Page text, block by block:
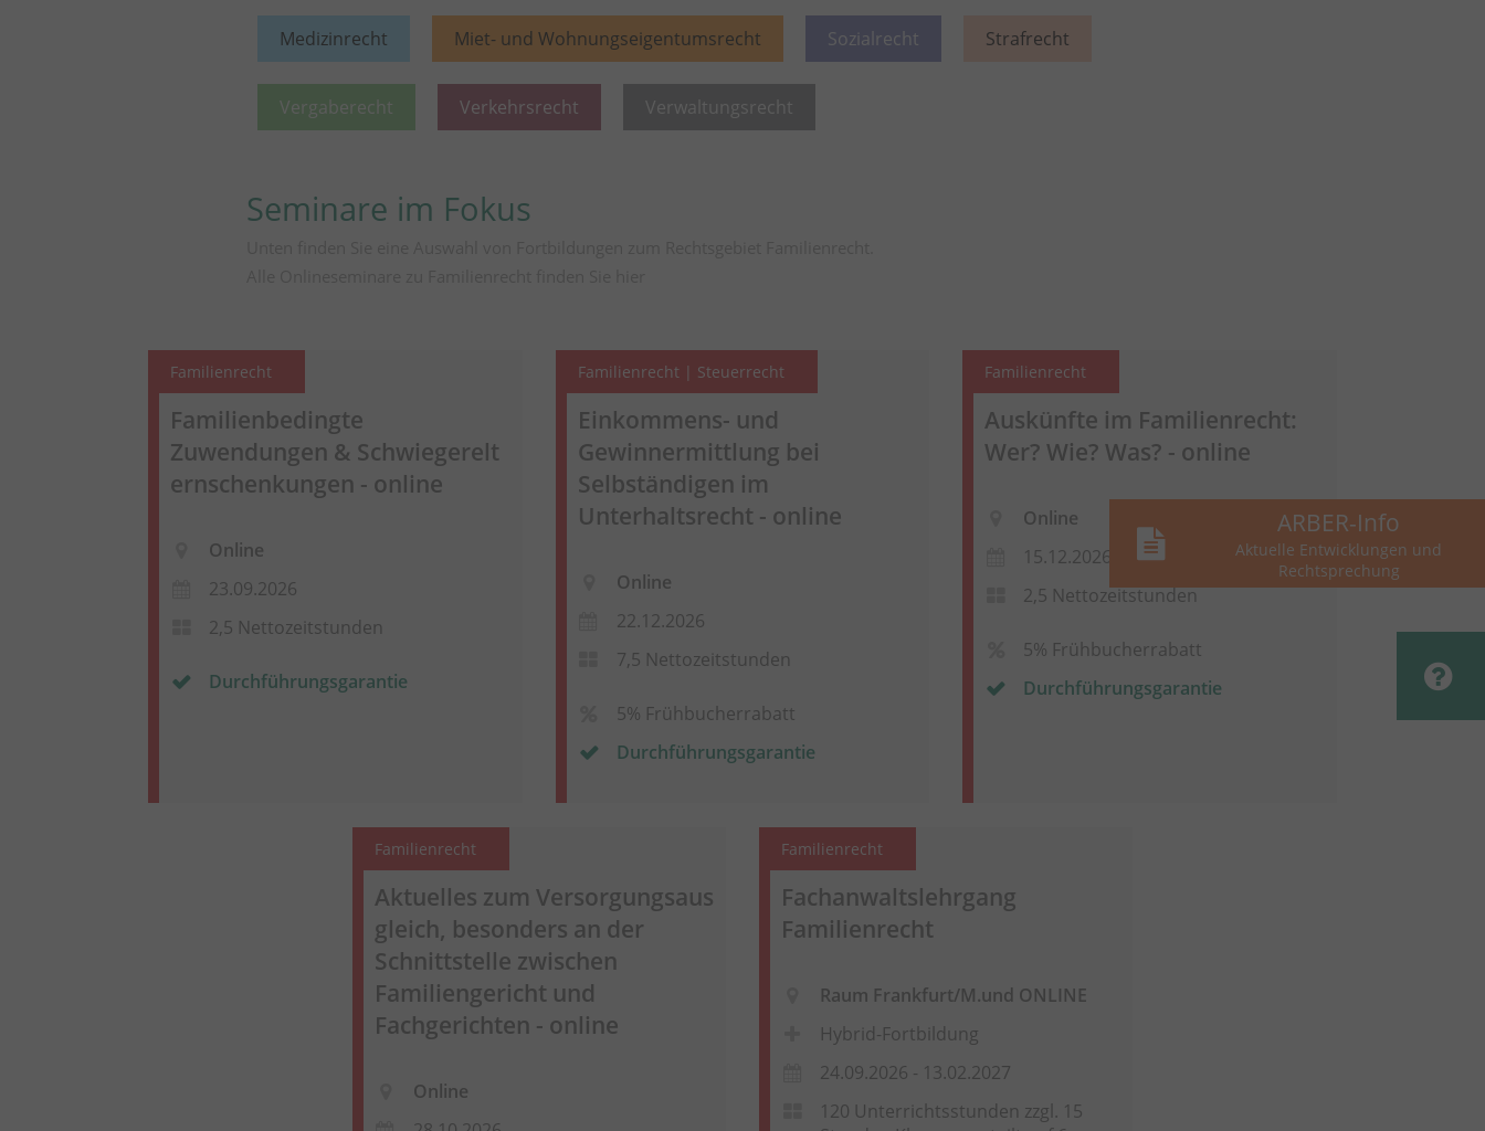
Medizinrecht Miet- und Wohnungseigentumsrecht Sozialrecht Strafrecht
Vergaberecht Verkehrsrecht Verwaltungsrecht
Seminare im Fokus
Familienrecht
Familienbedingte
Zuwendungen & Schwiegerelt
ernschenkungen - online
Online
23.09.2026
2,5 Nettozeitstunden
Durchführungsgarantie
Familienrecht | Steuerrecht
Einkommens- und
Gewinnermittlung bei
Selbständigen im
Unterhaltsrecht - online
Online
22.12.2026
7,5 Nettozeitstunden
5% Frühbucherrabatt
Durchführungsgarantie
Familienrecht
Auskünfte im Familienrecht:
Wer? Wie? Was? - online
Online
15.12.2026
2,5 Nettozeitstunden
5% Frühbucherrabatt
Durchführungsgarantie
Familienrecht
Aktuelles zum Versorgungsaus
gleich, besonders an der
Schnittstelle zwischen
Familiengericht und
Fachgerichten - online
Online
Familienrecht
Fachanwaltslehrgang
Familienrecht
Raum Frankfurt/M.und ONLINE
Hybrid-Fortbildung
24.09.2026 - 13.02.2027
120 Unterrichtsstunden zzgl. 15
ARBER-Info
Aktuelle Entwicklungen und
Rechtsprechung